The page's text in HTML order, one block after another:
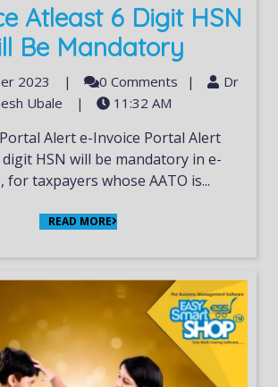
Atleast 6 Digit HSN
Be Mandatory
2023 | 0 Comments |
Dr
Ubale
| 11:32 AM
digit HSN will be mandatory in e-
for taxpayers whose AATO is...
READ MORE